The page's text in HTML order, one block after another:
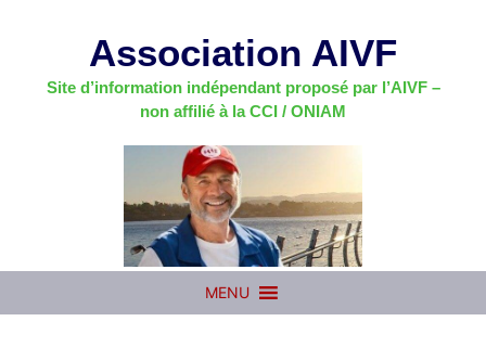
Association AIVF
Site d’information indépendant proposé par l’AIVF –
non affilié à la CCI / ONIAM
MENU